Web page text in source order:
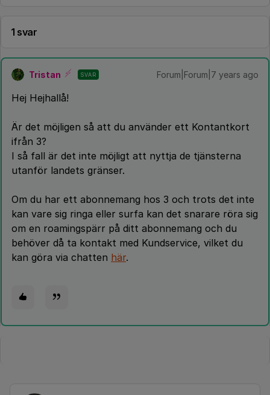
1 svar
Tristan SVAR Forum|Forum|7 years ago
Hej Hejhallå!
Är det möjligen så att du använder ett Kontantkort
ifrån 3?
I så fall är det inte möjligt att nyttja de tjänsterna
utanför landets gränser.
Om du har ett abonnemang hos 3 och trots det inte
kan vare sig ringa eller surfa kan det snarare röra sig
om en roamingspärr på ditt abonnemang och du
behöver då ta kontakt med Kundservice, vilket du
kan göra via chatten här.